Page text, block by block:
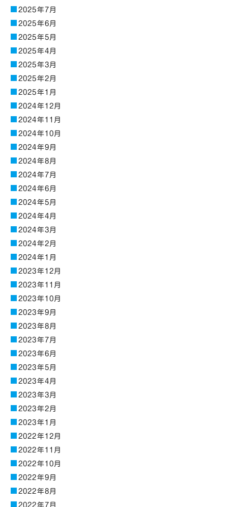
2025年7月
2025年6月
2025年5月
2025年4月
2025年3月
2025年2月
2025年1月
2024年12月
2024年11月
2024年10月
2024年9月
2024年8月
2024年7月
2024年6月
2024年5月
2024年4月
2024年3月
2024年2月
2024年1月
2023年12月
2023年11月
2023年10月
2023年9月
2023年8月
2023年7月
2023年6月
2023年5月
2023年4月
2023年3月
2023年2月
2023年1月
2022年12月
2022年11月
2022年10月
2022年9月
2022年8月
2022年7月